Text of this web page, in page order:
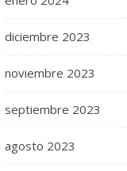
diciembre 2023
noviembre 2023
septiembre 2023
agosto 2023